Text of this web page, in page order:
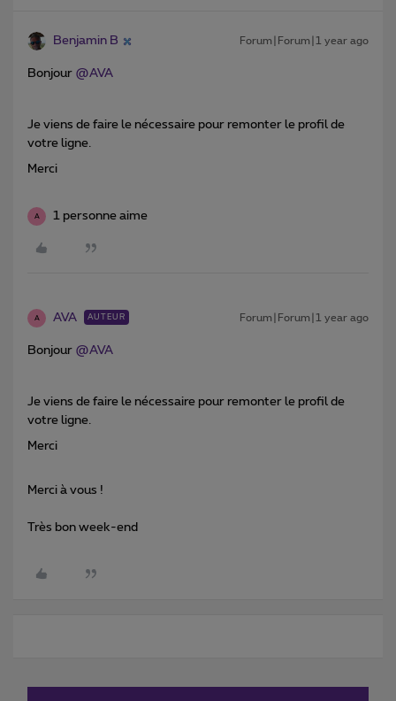
Benjamin B Forum|Forum|1 year ago
Bonjour ​ @AVA
Je viens de faire le nécessaire pour remonter le profil de
votre ligne.
Merci
A 1 personne aime
A AVA AUTEUR Forum|Forum|1 year ago
Bonjour ​ @AVA
Je viens de faire le nécessaire pour remonter le profil de
votre ligne.
Merci
Merci à vous !
Très bon week-end